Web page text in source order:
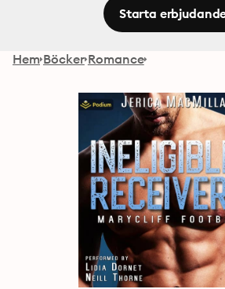
Starta
Hem Böcker Romance